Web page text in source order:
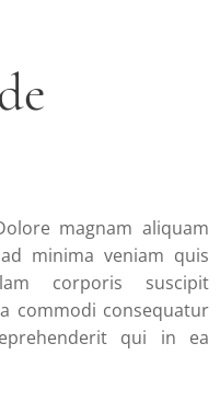
magnam aliquam
minima veniam quis
corporis suscipit
commodi consequatur
qui in ea